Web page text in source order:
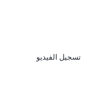
تسجيل الفيديو